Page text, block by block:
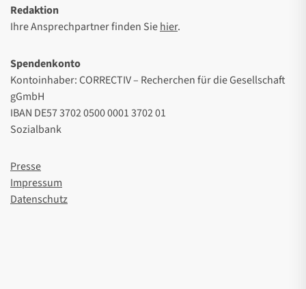
Redaktion
Ihre Ansprechpartner finden Siehier.
Spendenkonto
Kontoinhaber: CORRECTIV – Recherchen für die Gesellschaft
gGmbH
IBAN DE57 3702 0500 0001 3702 01
Sozialbank
Presse
Impressum
Datenschutz